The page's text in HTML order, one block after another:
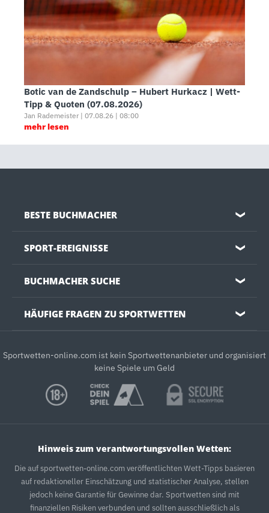
Botic van de Zandschulp – Hubert Hurkacz | Wett-
Tipp & Quoten (07.08.2026)
Jan Rademeister | 07.08.26 | 08:00
mehr lesen
BESTE BUCHMACHER ❯
SPORT-EREIGNISSE ❯
BUCHMACHER SUCHE ❯
HÄUFIGE FRAGEN ZU SPORTWETTEN ❯
Sportwetten-online.com ist kein Sportwettenanbieter und organisiert
keine Spiele um Geld
Hinweis zum verantwortungsvollen Wetten:
Die auf sportwetten-online.com veröffentlichten Wett-Tipps basieren
auf redaktioneller Einschätzung und statistischer Analyse, stellen
jedoch keine Garantie für Gewinne dar. Sportwetten sind mit
finanziellen Risiken verbunden und sollten ausschließlich als